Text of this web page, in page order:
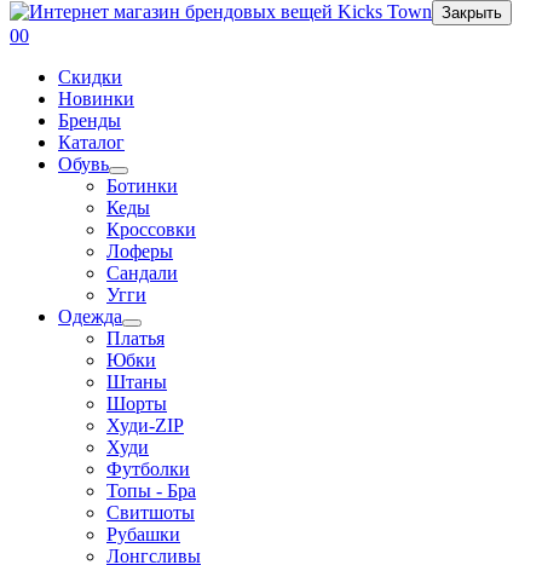
Закрыть
00
Скидки
Новинки
Бренды
Каталог
Обувь
Ботинки
Кеды
Кроссовки
Лоферы
Сандали
Угги
Одежда
Платья
Юбки
Штаны
Шорты
Худи-ZIP
Худи
Футболки
Топы - Бра
Свитшоты
Рубашки
Лонгсливы